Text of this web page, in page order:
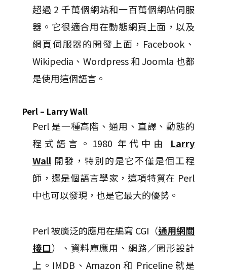
超過 2 千萬個網站和一百萬個網站伺服
器。它很適合用在動態網頁上面，以及
網頁伺服器的開發上面，Facebook、
Wikipedia、Wordpress 和 Joomla 也都
是使用這個語言。
Perl – Larry Wall
Perl 是一種高階、通用、直譯、動態的
程式語言。1980 年代中由 Larry
Wall 開發，特別的是它不僅是個工程
師，還是個語言學家，這項特質在 Perl
中也可以發現，也是它最大的優勢。
Perl 被廣泛的應用在編寫 CGI（通用網關
接口）、資料庫應用、網路／圖形設計
上。IMDB、Amazon 和 Priceline 就是